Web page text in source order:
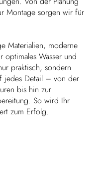
Montage sorgen wir für
Materialien, moderne
optimales Wasser und
praktisch, sondern
jedes Detail – von der
bis hin zur
So wird Ihr
zum Erfolg.